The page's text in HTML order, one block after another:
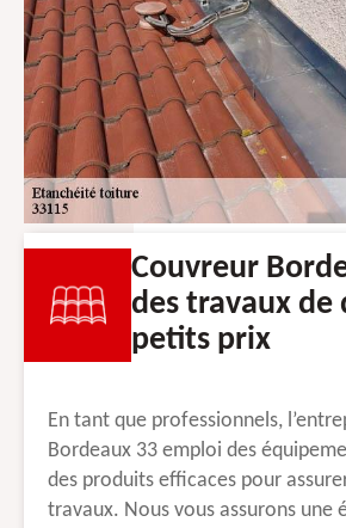
Couvreur
des travaux de
petits prix
En tant que professionnels,
Bordeaux 33 emploi des
des produits efficaces pour
travaux. Nous vous assurons une